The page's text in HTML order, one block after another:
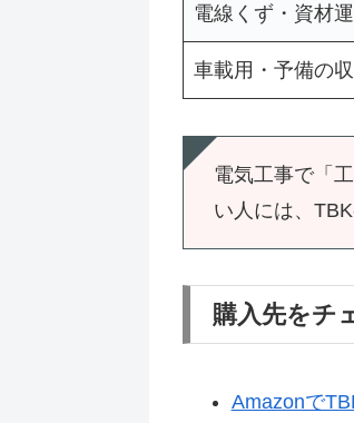
電線くず・資材
車載用・予備の
電気工事で「
い人には、
購入先をチ
Amazonで